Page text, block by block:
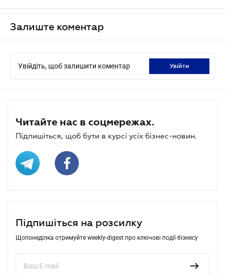
Залиште коментар
Увійдіть, щоб залишити коментар увійти
Читайте нас в соцмережах.
Підпишіться, щоб бути в курсі усіх бізнес-новин.
Підпишіться на розсилку
Щопонеділка отримуйте weekly-digest про ключові події бізнесу